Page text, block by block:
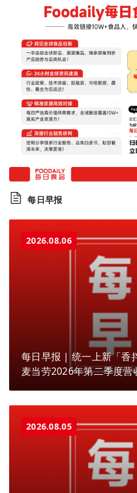
每日早报
2026.08.06
每日早报 | 统一上新「香
麦当劳2026年第二季度营
2026.08.05